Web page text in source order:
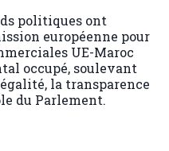
politiques ont
européenne pour
UE-Maroc
occupé, soulevant
la transparence
du Parlement.